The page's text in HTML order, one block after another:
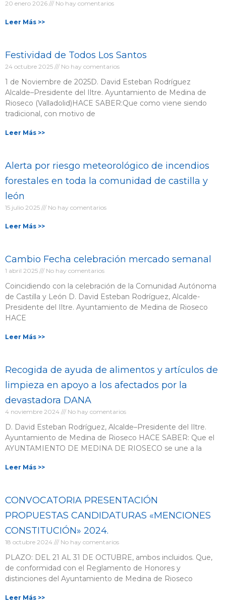
20 enero 2026 No hay comentarios
Leer Más >>
Festividad de Todos Los Santos
24 octubre 2025 No hay comentarios
1 de Noviembre de 2025D. David Esteban Rodríguez
Alcalde–Presidente del Iltre. Ayuntamiento de Medina de
Rioseco (Valladolid)HACE SABER:Que como viene siendo
tradicional, con motivo de
Leer Más >>
Alerta por riesgo meteorológico de incendios
forestales en toda la comunidad de castilla y
león
15 julio 2025 No hay comentarios
Leer Más >>
Cambio Fecha celebración mercado semanal
1 abril 2025 No hay comentarios
Coincidiendo con la celebración de la Comunidad Autónoma
de Castilla y León D. David Esteban Rodríguez, Alcalde-
Presidente del Iltre. Ayuntamiento de Medina de Rioseco
HACE
Leer Más >>
Recogida de ayuda de alimentos y artículos de
limpieza en apoyo a los afectados por la
devastadora DANA
4 noviembre 2024 No hay comentarios
D. David Esteban Rodríguez, Alcalde–Presidente del Iltre.
Ayuntamiento de Medina de Rioseco HACE SABER: Que el
AYUNTAMIENTO DE MEDINA DE RIOSECO se une a la
Leer Más >>
CONVOCATORIA PRESENTACIÓN
PROPUESTAS CANDIDATURAS «MENCIONES
CONSTITUCIÓN» 2024.
18 octubre 2024 No hay comentarios
PLAZO: DEL 21 AL 31 DE OCTUBRE, ambos incluidos. Que,
de conformidad con el Reglamento de Honores y
distinciones del Ayuntamiento de Medina de Rioseco
Leer Más >>